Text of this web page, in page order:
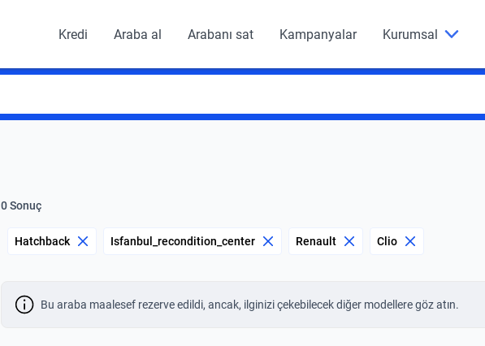
Kredi Araba al Arabanı sat Kampanyalar Kurumsal
0 Sonuç
Hatchback Isfanbul_recondition_center Renault Clio
Bu araba maalesef rezerve edildi, ancak, ilginizi çekebilecek diğer modellere göz atın.